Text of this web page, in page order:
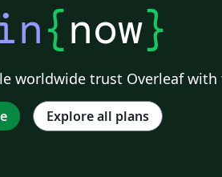
{now}
worldwide trust Overleaf
Explore all plans